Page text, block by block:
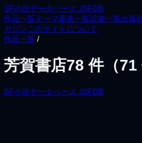
SF小説データベース JSFDB
作品一覧テーマ著者一覧訳者一覧出版
ガジンこのサイトについて
作品一覧 /
芳賀書店78 件（71
SF小説データベース JSFDB